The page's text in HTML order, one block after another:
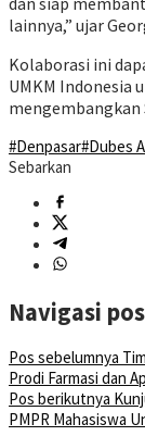
lainnya,” ujar
Kolaborasi ini
UMKM Indonesia
mengembangkan
#Denpasar#Dubes
Sebarkan
Navigasi pos
Pos sebelumnya
Prodi Farmasi dan
Pos berikutnya
PMPR Mahasiswa